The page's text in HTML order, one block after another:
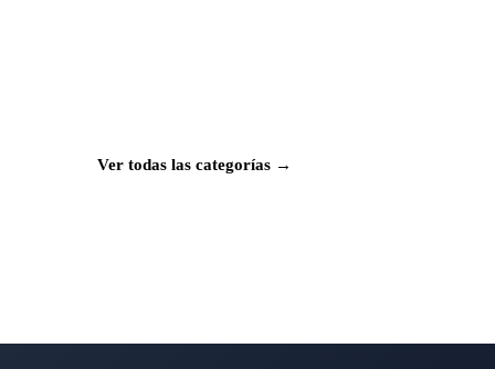
Ver todas las categorías →